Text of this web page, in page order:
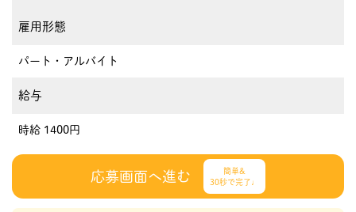
雇用形態
パート・アルバイト
給与
時給 1400円
応募画面へ進む
簡単&
30秒で完了♩